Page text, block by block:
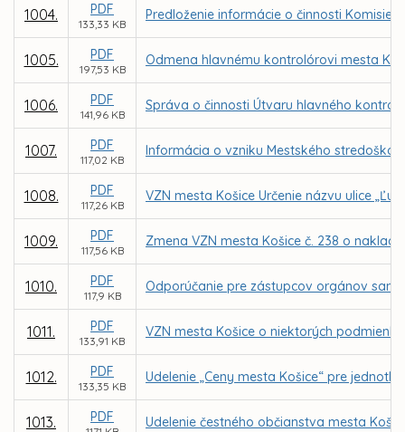
1004. PDF
133,33 KB
Predloženie informácie o činnosti
1005. PDF
197,53 KB
Odmena hlavnému kontrolórovi mesta
1006. PDF
141,96 KB
Správa o činnosti Útvaru hlavného
1007. PDF
117,02 KB
Informácia o vzniku Mestského
1008. PDF
117,26 KB
VZN mesta Košice Určenie názvu ulice
1009. PDF
117,56 KB
Zmena VZN mesta Košice č. 238 o
1010. PDF
117,9 KB
Odporúčanie pre zástupcov orgánov
1011. PDF
133,91 KB
VZN mesta Košice o niektorých
1012. PDF
133,35 KB
Udelenie „Ceny mesta Košice“ pre
1013. PDF Udelenie čestného občianstva mesta